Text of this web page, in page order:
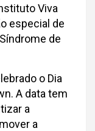
Viva
especial de
de
o Dia
A data tem
a
a